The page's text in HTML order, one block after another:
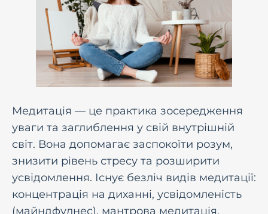
Медитація — це практика зосередження
уваги та заглиблення у свій внутрішній
світ. Вона допомагає заспокоїти розум,
знизити рівень стресу та розширити
усвідомлення. Існує безліч видів медитації:
концентрація на диханні, усвідомленість
(майндфулнес), мантрова медитація,